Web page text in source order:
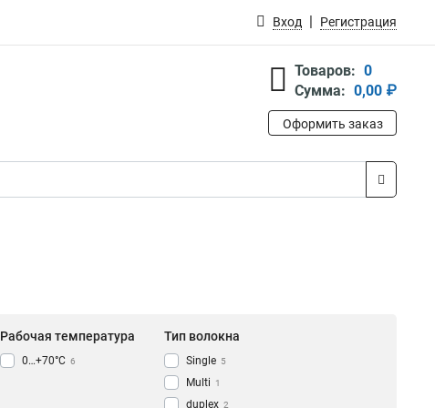
Вход Регистрация
Товаров: 0
Сумма: 0,00 ₽
Оформить заказ
Рабочая температура
0…+70°C 6
Тип волокна
Single 5
Multi 1
duplex 2